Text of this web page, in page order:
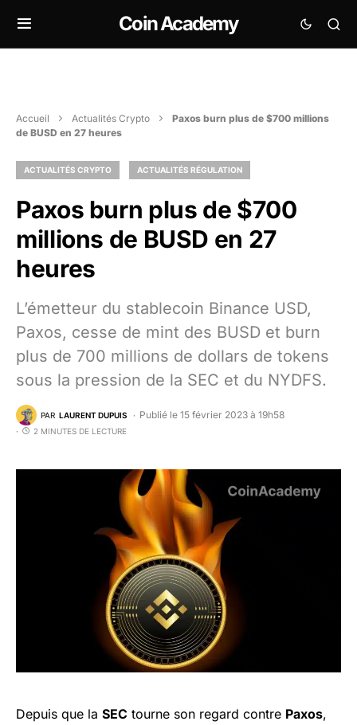
Coin Academy
Accueil Actualités Crypto
Paxos burn plus de $700 millions
de BUSD en 27 heures
ACTUALITÉS CRYPTO ACTUALITÉS RÉGULATION
Paxos burn plus de $700
millions de BUSD en 27
heures
L’émetteur du stablecoin Binance USD,
Paxos, cesse de mint des BUSD et burn
plus de 700 millions de dollars de tokens
sous la pression de la SEC et du NYDFS.
PAR LAURENT DUPUIS Publié le 15 février 2023 à 19h58
2 MINUTES DE LECTURE
Depuis que la SEC tourne son regard contre Paxos,